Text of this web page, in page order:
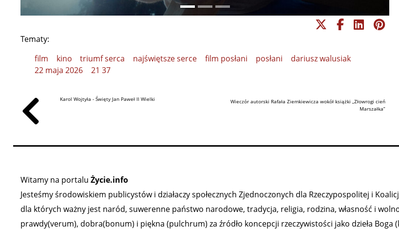
Tematy:
film
kino triumf serca najświętsze serce film posłani posłani
dariusz walusiak
22 maja 2026
21 37
Karol Wojtyła - Święty Jan Paweł II Wielki
Wieczór autorski Rafała Ziemkiewicza wokół książki „Złowrogi cień
Marszałka”
Witamy na portalu Życie.info
Jesteśmy środowiskiem publicystów i działaczy społecznych Zjednoczonych dla Rzeczypospolitej i
dla których ważny jest naród, suwerenne państwo narodowe, tradycja, religia, rodzina, własność i
prawdy(verum), dobra(bonum) i piękna (pulchrum) za źródło koncepcji rzeczywistości jako dzieła Boga